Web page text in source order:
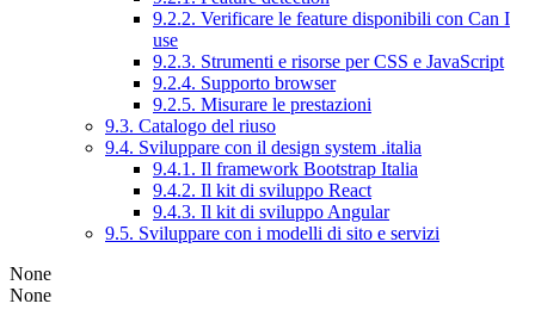
9.2.2. Verificare le feature disponibili con Can I
use
9.2.3. Strumenti e risorse per CSS e JavaScript
9.2.4. Supporto browser
9.2.5. Misurare le prestazioni
9.3. Catalogo del riuso
9.4. Sviluppare con il design system .italia
9.4.1. Il framework Bootstrap Italia
9.4.2. Il kit di sviluppo React
9.4.3. Il kit di sviluppo Angular
9.5. Sviluppare con i modelli di sito e servizi
None
None